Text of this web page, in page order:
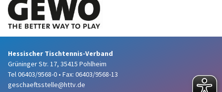
Hessischer Tischtennis-Verband
Grüninger Str. 17, 35415 Pohlheim
Tel 06403/9568-0 • Fax: 06403/9568-13
geschaeftsstelle@httv.de